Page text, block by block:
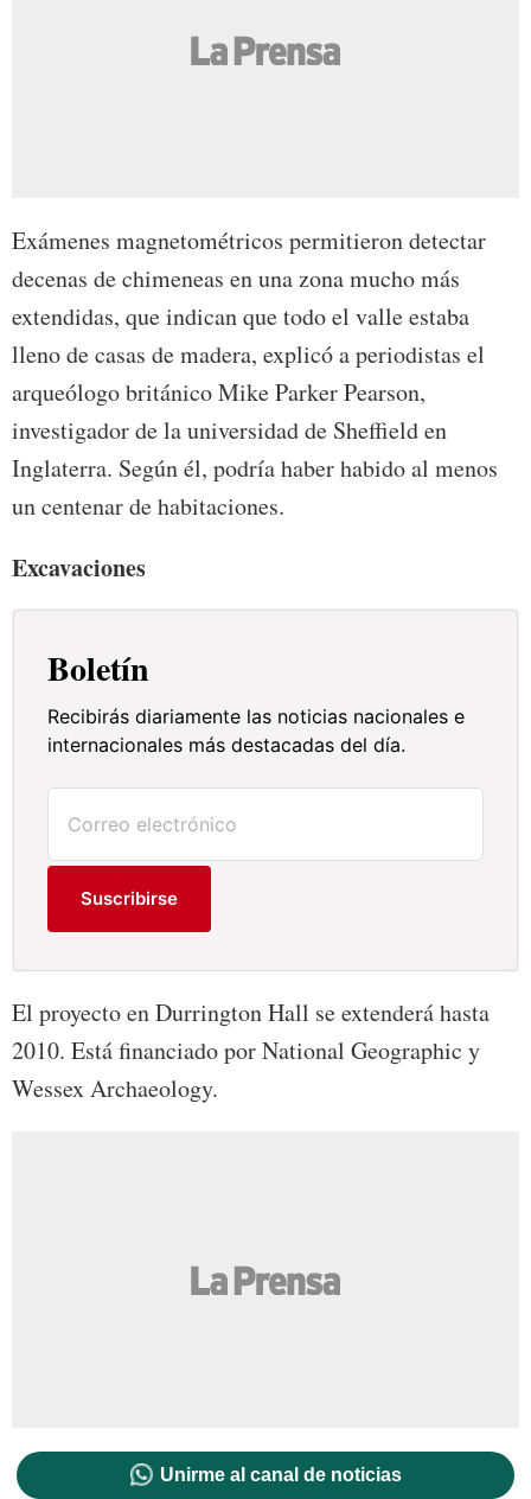
Exámenes magnetométricos permitieron detectar
decenas de chimeneas en una zona mucho más
extendidas, que indican que todo el valle estaba
lleno de casas de madera, explicó a periodistas el
arqueólogo británico Mike Parker Pearson,
investigador de la universidad de Sheffield en
Inglaterra. Según él, podría haber habido al menos
un centenar de habitaciones.
Excavaciones
Boletín
Recibirás diariamente las noticias nacionales e
internacionales más destacadas del día.
Suscribirse
El proyecto en Durrington Hall se extenderá hasta
2010. Está financiado por National Geographic y
Wessex Archaeology.
Unirme al canal de noticias